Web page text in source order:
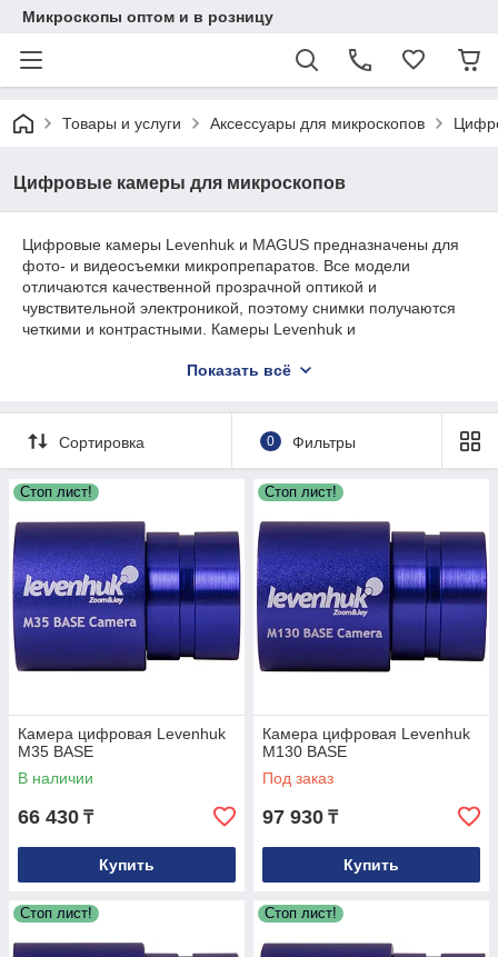
Микроскопы оптом и в розницу
Товары и услуги Аксессуары для микроскопов
Цифровые камеры для микроскопов
Цифровые камеры Levenhuk и MAGUS предназначены для
фото- и видеосъемки микропрепаратов. Все модели
отличаются качественной прозрачной оптикой и
чувствительной электроникой, поэтому снимки получаются
четкими и контрастными. Камеры Levenhuk и
входит специальное программное обеспечение для
Показать всё
Сортировка 0 Фильтры
Стоп лист!
Камера цифровая Levenhuk
M35 BASE
В наличии
66 430 ₸
Купить
Стоп лист!
Камера цифровая Levenhuk
M130 BASE
Под заказ
97 930 ₸
Купить
Стоп лист! Стоп лист!